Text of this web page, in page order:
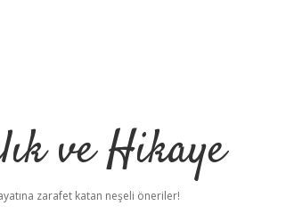
ve Hikaye
zarafet katan neşeli öneriler!